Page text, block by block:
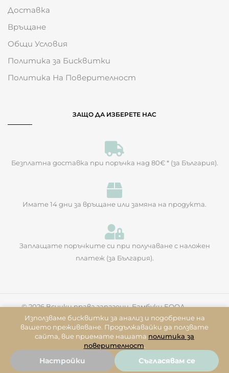
Доставка
Връщане
Общи Условия
Политика за Бисквитки
Политика На Поверителност
ЗАЩО ДА ИЗБЕРЕТЕ НАС
Безплатна доставка при поръчка над 80€ * (за България).
Имате 14 дни за връщане или замяна на продукта.​
Заплащате поръчките си при получаване с наложен
платеж (за България).
© 2026 Всички права запазени. Бамбуки ЕООД
онлайн магазин отFregata
Използваме бисквитки за анализ и подобрение на
вашето преживяване. Продължавайки да ползвате
сайта, вие приемате нашата политика за
поверителност.
Настройки Съгласявам се